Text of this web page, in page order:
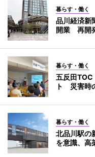
暮らす・働く
品川経済新
開業 再開
暮らす・働く
五反田TOC
ト 災害時
暮らす・働く
北品川駅の
を意識、高